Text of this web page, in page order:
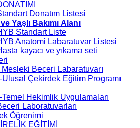
Donatım Listesi
Yaşlı Bakımı Alanı
Standart Liste
Anatomi Labaratuvar Listesi
kayacı ve yıkama seti
Beceri Labaratuvarı
Çekirdek Eğitim Programı
Hekimlik Uygulamaları
Laboratuvarları
Öğrenimi
EĞİTİMİ